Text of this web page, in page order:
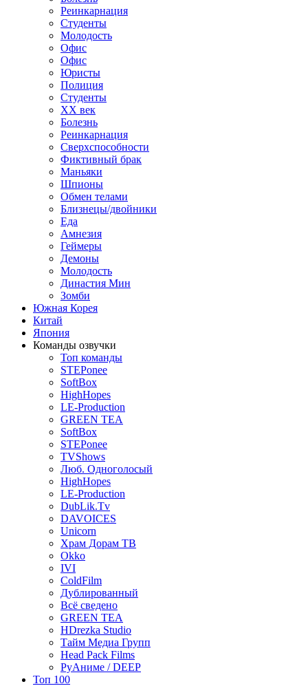
Реинкарнация
Студенты
Молодость
Офис
Офис
Юристы
Полиция
Студенты
ХХ век
Болезнь
Реинкарнация
Сверхспособности
Фиктивный брак
Маньяки
Шпионы
Обмен телами
Близнецы/двойники
Еда
Амнезия
Геймеры
Демоны
Молодость
Династия Мин
Зомби
Южная Корея
Китай
Япония
Команды озвучки
Топ команды
STEPonee
SoftBox
HighHopes
LE-Production
GREEN TEA
SoftBox
STEPonee
TVShows
Люб. Одноголосый
HighHopes
LE-Production
DubLik.Tv
DAVOICES
Unicorn
Храм Дорам ТВ
Okko
IVI
ColdFilm
Дублированный
Всё сведено
GREEN TEA
HDrezka Studio
Тайм Медиа Групп
Head Pack Films
РуАниме / DEEP
Топ 100